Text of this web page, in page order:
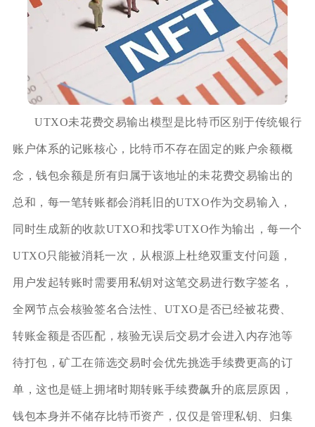
UTXO未花费交易输出模型是比特币区别于传统银行
账户体系的记账核心，比特币不存在固定的账户余额概
念，钱包余额是所有归属于该地址的未花费交易输出的
总和，每一笔转账都会消耗旧的UTXO作为交易输入，
同时生成新的收款UTXO和找零UTXO作为输出，每一个
UTXO只能被消耗一次，从根源上杜绝双重支付问题，
用户发起转账时需要用私钥对这笔交易进行数字签名，
全网节点会核验签名合法性、UTXO是否已经被花费、
转账金额是否匹配，核验无误后交易才会进入内存池等
待打包，矿工在筛选交易时会优先挑选手续费更高的订
单，这也是链上拥堵时期转账手续费飙升的底层原因，
钱包本身并不储存比特币资产，仅仅是管理私钥、归集